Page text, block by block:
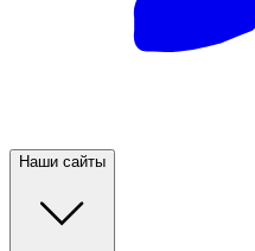
Наши сайты